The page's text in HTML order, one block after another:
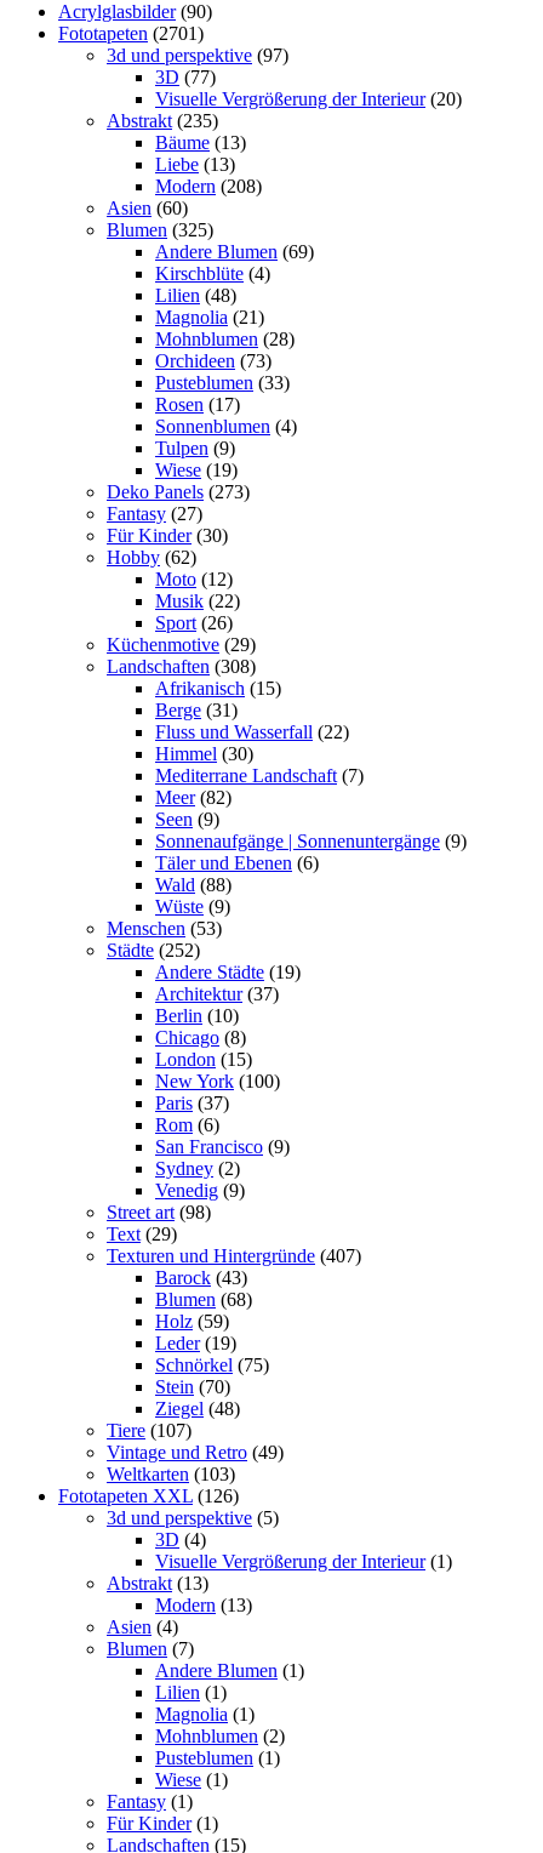
Acrylglasbilder (90)
Fototapeten (2701)
3d und perspektive (97)
3D (77)
Visuelle Vergrößerung der Interieur (20)
Abstrakt (235)
Bäume (13)
Liebe (13)
Modern (208)
Asien (60)
Blumen (325)
Andere Blumen (69)
Kirschblüte (4)
Lilien (48)
Magnolia (21)
Mohnblumen (28)
Orchideen (73)
Pusteblumen (33)
Rosen (17)
Sonnenblumen (4)
Tulpen (9)
Wiese (19)
Deko Panels (273)
Fantasy (27)
Für Kinder (30)
Hobby (62)
Moto (12)
Musik (22)
Sport (26)
Küchenmotive (29)
Landschaften (308)
Afrikanisch (15)
Berge (31)
Fluss und Wasserfall (22)
Himmel (30)
Mediterrane Landschaft (7)
Meer (82)
Seen (9)
Sonnenaufgänge | Sonnenuntergänge (9)
Täler und Ebenen (6)
Wald (88)
Wüste (9)
Menschen (53)
Städte (252)
Andere Städte (19)
Architektur (37)
Berlin (10)
Chicago (8)
London (15)
New York (100)
Paris (37)
Rom (6)
San Francisco (9)
Sydney (2)
Venedig (9)
Street art (98)
Text (29)
Texturen und Hintergründe (407)
Barock (43)
Blumen (68)
Holz (59)
Leder (19)
Schnörkel (75)
Stein (70)
Ziegel (48)
Tiere (107)
Vintage und Retro (49)
Weltkarten (103)
Fototapeten XXL (126)
3d und perspektive (5)
3D (4)
Visuelle Vergrößerung der Interieur (1)
Abstrakt (13)
Modern (13)
Asien (4)
Blumen (7)
Andere Blumen (1)
Lilien (1)
Magnolia (1)
Mohnblumen (2)
Pusteblumen (1)
Wiese (1)
Fantasy (1)
Für Kinder (1)
Landschaften (15)